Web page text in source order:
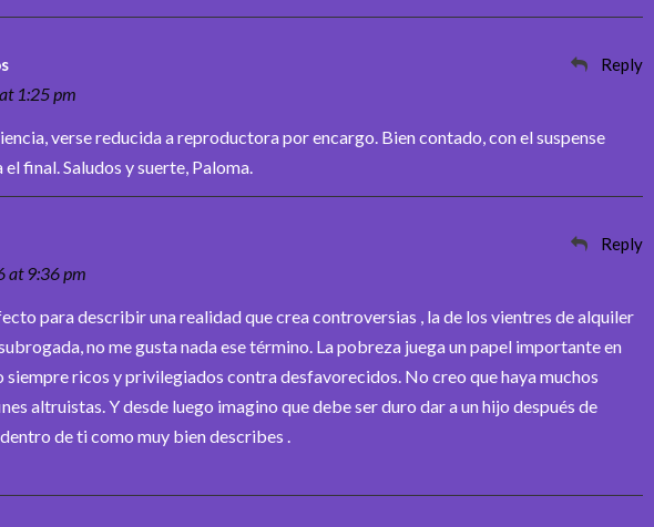
1:25 pm
Reply
verse reducida a reproductora por encargo. Bien contado, con el suspense
final. Saludos y suerte, Paloma.
at 9:36 pm
Reply
para describir una realidad que crea controversias , la de los vientres de alquiler
no me gusta nada ese término. La pobreza juega un papel importante en
siempre ricos y privilegiados contra desfavorecidos. No creo que haya muchos
altruistas. Y desde luego imagino que debe ser duro dar a un hijo después de
de ti como muy bien describes .